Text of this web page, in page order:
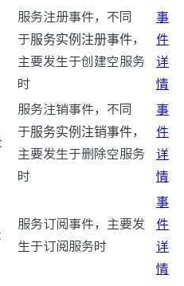
服务注册事件，不同
于服务实例注册事件，
主要发生于创建空服务
时
事
件
详
情
服务注销事件，不同
于服务实例注销事件，
主要发生于删除空服务
时
事
件
详
情
服务订阅事件，主要发
生于订阅服务时
事
件
详
情